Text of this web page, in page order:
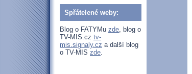
Spřátelené weby:
Blog o FATYMu zde, blog o
TV-MIS.cz tv-
mis.signaly.cz a další blog
o TV-MIS zde.